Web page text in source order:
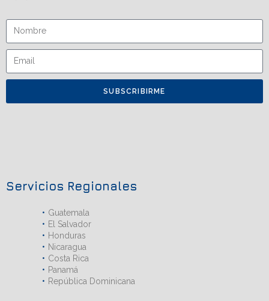
SUBSCRIBIRME
Servicios Regionales
Guatemala
El Salvador
Honduras
Nicaragua
Costa Rica
Panamá
República Dominicana